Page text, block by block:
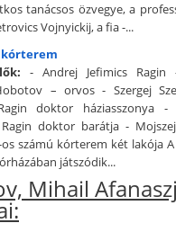
tanácsos özvegye, a
Vojnyickij, a fia -...
kórterem
- Andrej Jefimics
– orvos - Szergej
doktor háziasszonya -
doktor barátja -
számú kórterem két lakója
játszódik...
Mihail